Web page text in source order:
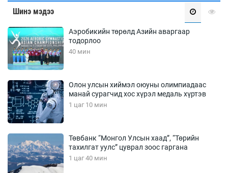
Шинэ мэдээ
Аэробикийн төрөлд Азийн аваргаар
тодорлоо
40 мин
Олон улсын хиймэл оюуны олимпиадаас
манай сурагчид хос хүрэл медаль хүртэв
1 цаг 10 мин
Төвбанк “Монгол Улсын хаад”, “Төрийн
тахилгат уулс” цуврал зоос гаргана
1 цаг 40 мин